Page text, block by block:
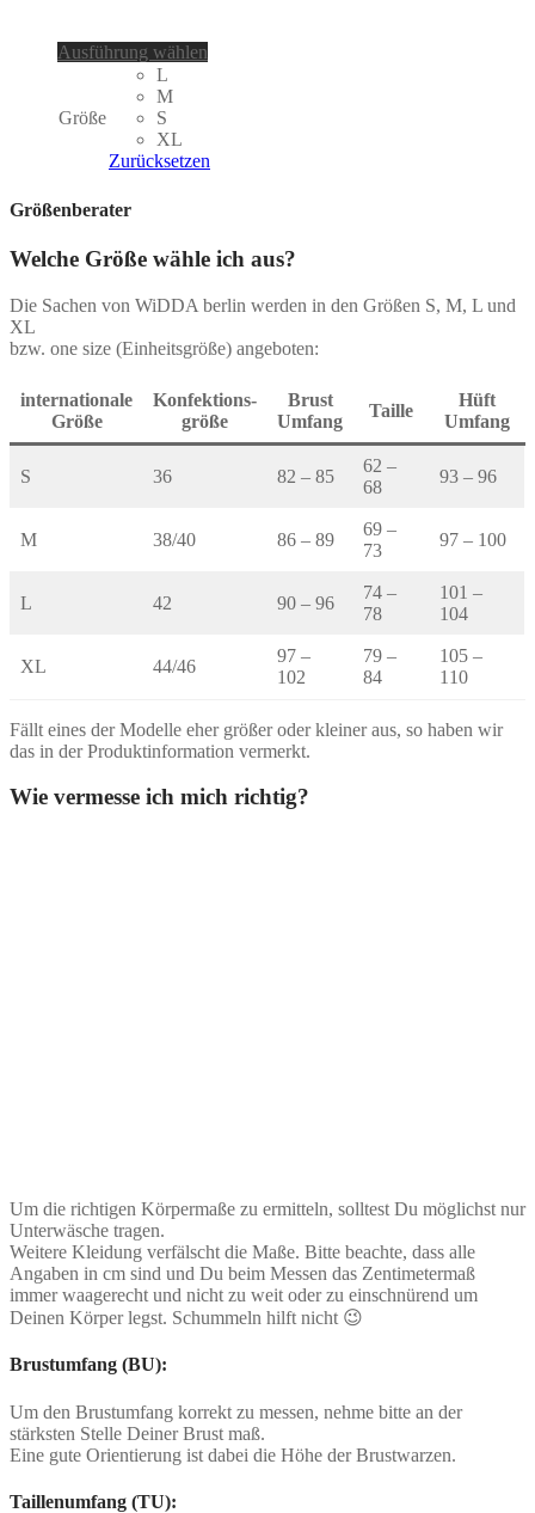
Ausführung wählen
auf.
auf
der
gewählt
Größe
L
M
S
XL
Zurücksetzen
Größenberater
Welche Größe wähle ich aus?
Die Sachen von WiDDA berlin werden in den Größen S, M, L und
XL
bzw. one size (Einheitsgröße) angeboten:
internationale
Größe
Konfektions-
größe
Brust
Umfang
Taille
Hüft
Umfang
S 36 82 – 85
62 –
68
93 – 96
M 38/40 86 – 89
69 –
73
97 – 100
L 42 90 – 96
74 –
78
101 –
104
XL 44/46
97 –
102
79 –
84
105 –
110
Fällt eines der Modelle eher größer oder kleiner aus, so haben wir
das in der Produktinformation vermerkt.
Wie vermesse ich mich richtig?
Um die richtigen Körpermaße zu ermitteln, solltest Du möglichst nur
Unterwäsche tragen.
Weitere Kleidung verfälscht die Maße. Bitte beachte, dass alle
Angaben in cm sind und Du beim Messen das Zentimetermaß
immer waagerecht und nicht zu weit oder zu einschnürend um
Deinen Körper legst. Schummeln hilft nicht 😉
Brustumfang (BU):
Um den Brustumfang korrekt zu messen, nehme bitte an der
stärksten Stelle Deiner Brust maß.
Eine gute Orientierung ist dabei die Höhe der Brustwarzen.
Taillenumfang (TU):